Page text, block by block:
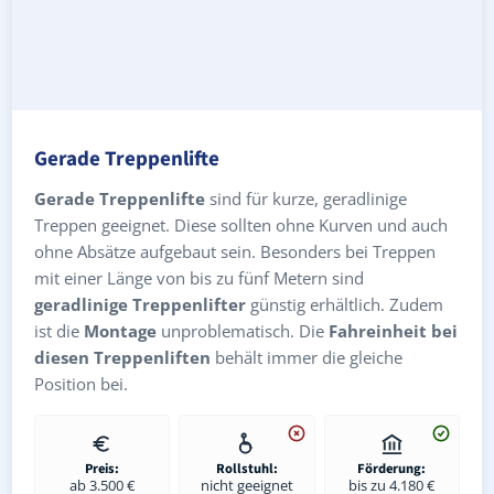
Gerade Treppenlifte
Gerade Treppenlifte sind für kurze, geradlinige
Treppen geeignet. Diese sollten ohne Kurven und auch
ohne Absätze aufgebaut sein. Besonders bei Treppen
mit einer Länge von bis zu fünf Metern sind
geradlinige Treppenlifter günstig erhältlich. Zudem
ist die Montage unproblematisch. Die Fahreinheit bei
diesen Treppenliften behält immer die gleiche
Position bei.
Preis:
ab 3.500 €
Rollstuhl:
nicht geeignet
Förderung:
bis zu 4.180 €